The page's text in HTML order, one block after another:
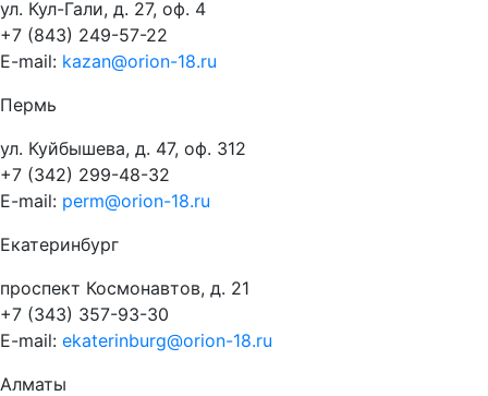
ул. Кул-Гали, д. 27, оф. 4
+7 (843) 249-57-22
E-mail: kazan@orion-18.ru
Пермь
ул. Куйбышева, д. 47, оф. 312
+7 (342) 299-48-32
E-mail: perm@orion-18.ru
Екатеринбург
проспект Космонавтов, д. 21
+7 (343) 357-93-30
E-mail: ekaterinburg@orion-18.ru
Алматы